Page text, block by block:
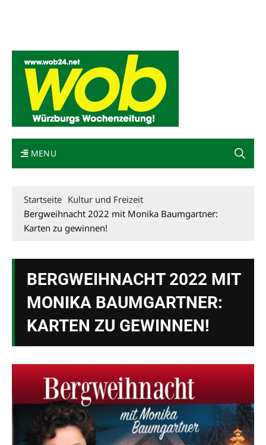
MENU
Startseite Kultur und Freizeit
Bergweihnacht 2022 mit Monika Baumgartner:
Karten zu gewinnen!
BERGWEIHNACHT 2022 MIT
MONIKA BAUMGARTNER:
KARTEN ZU GEWINNEN!